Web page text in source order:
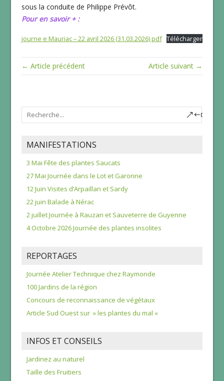
sous la conduite de Philippe Prévôt.
Pour en savoir + :
journe e Mauriac – 22 avril 2026 (31.03.2026) pdf Télécharger
← Article précédent Article suivant →
MANIFESTATIONS
3 Mai Fête des plantes Saucats
27 Mai Journée dans le Lot et Garonne
12 Juin Visites d’Arpaillan et Sardy
22 juin Balade à Nérac
2 juillet Journée à Rauzan et Sauveterre de Guyenne
4 Octobre 2026 Journée des plantes insolites
REPORTAGES
Journée Atelier Technique chez Raymonde
100 Jardins de la région
Concours de reconnaissance de végétaux
Article Sud Ouest sur » les plantes du mal «
INFOS ET CONSEILS
Jardinez au naturel
Taille des Fruitiers